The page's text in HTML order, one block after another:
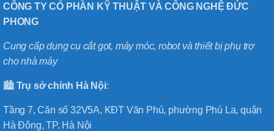
CÔNG TY CỔ PHẦN KỸ THUẬT VÀ CÔNG NGHỆ ĐỨC
PHONG
Cung cấp dụng cụ cắt gọt, máy móc, robot và thiết bị phụ trợ
cho nhà máy
🏙️ Trụ sở chính Hà Nội:
Tầng 7, Căn số 32V5A, KĐT Văn Phú, phường Phú La, quận
Hà Đông, TP. Hà Nội